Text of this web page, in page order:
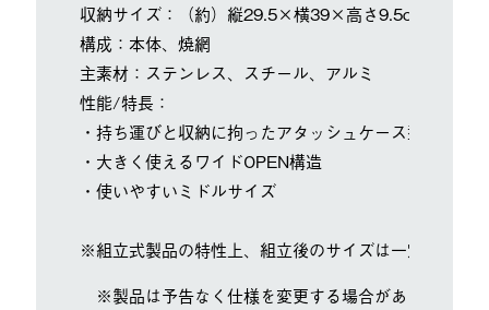
収納サイズ：（約）縦29.5×横39×高さ9.5cm
構成：本体、焼網
主素材：ステンレス、スチール、アルミ
性能/特長：
・持ち運びと収納に拘ったアタッシュケース型グリル
・大きく使えるワイドOPEN構造
・使いやすいミドルサイズ
※組立式製品の特性上、組立後のサイズは一定ではあ
※製品は予告なく仕様を変更する場合があります。